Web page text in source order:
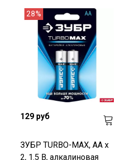
28%
129 руб
ЗУБР TURBO-MAX, АА х
2, 1.5 В, алкалиновая